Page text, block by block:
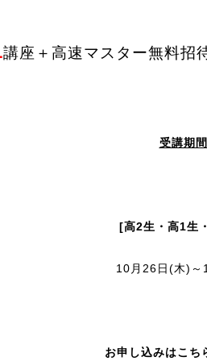
講座＋高速マスター無料招
受講期間
[高2生・高1生
10月26日(木)～
お申し込みはこち